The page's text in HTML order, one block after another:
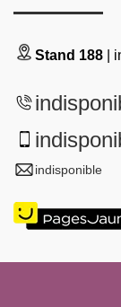
Stand 188 |
indisponible